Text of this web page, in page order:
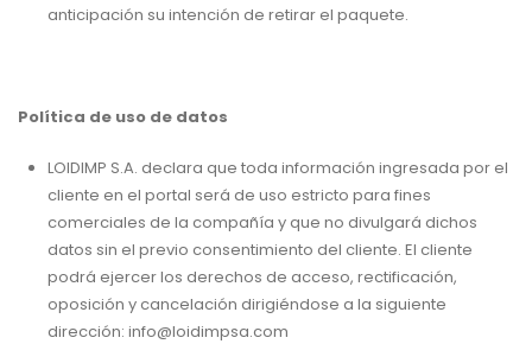
anticipación su intención de retirar el paquete.
Política de uso de datos
LOIDIMP S.A. declara que toda información ingresada por el
cliente en el portal será de uso estricto para fines
comerciales de la compañía y que no divulgará dichos
datos sin el previo consentimiento del cliente. El cliente
podrá ejercer los derechos de acceso, rectificación,
oposición y cancelación dirigiéndose a la siguiente
dirección: info@loidimpsa.com